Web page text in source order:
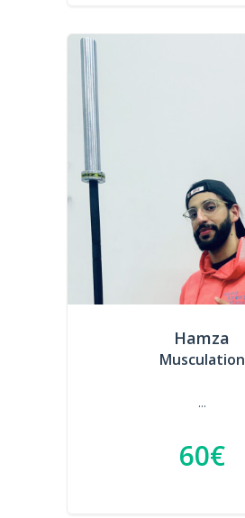
Hamza
Musculation
...
60€